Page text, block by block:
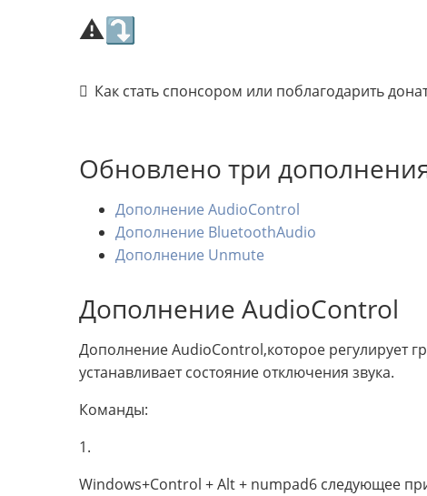
⚠⤵
Как стать спонсором или поблагодарить
Обновлено три
Дополнение AudioControl
Дополнение BluetoothAudio
Дополнение Unmute
Дополнение AudioControl
Дополнение AudioControl,которое регулирует
устанавливает состояние отключения звука.
Команды:
1.
Windows+Control + Alt + numpad6 следующее